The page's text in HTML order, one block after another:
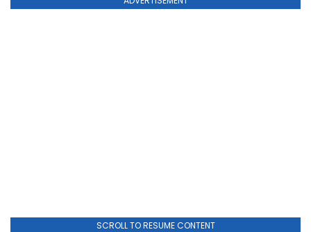
SCROLL TO RESUME CONTENT